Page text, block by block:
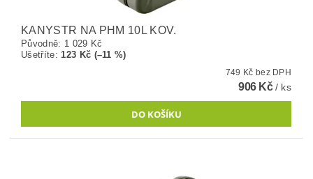
KANYSTR NA PHM 10L KOV.
Původně: 1 029 Kč
Ušetříte:123 Kč (–11 %)
749 Kč bez DPH
906 Kč/ ks